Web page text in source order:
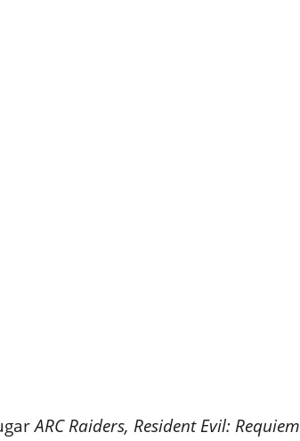
ARC Raiders, Resident Evil: Requiem